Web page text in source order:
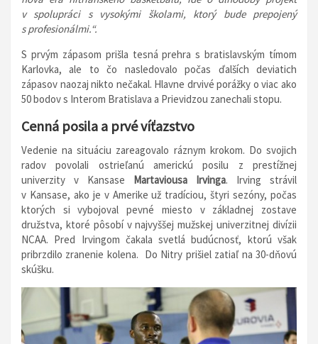
v spolupráci s vysokými školami, ktorý bude prepojený
s profesionálmi.“.
S prvým zápasom prišla tesná prehra s bratislavským tímom
Karlovka, ale to čo nasledovalo počas ďalších deviatich
zápasov naozaj nikto nečakal. Hlavne drvivé porážky o viac ako
50 bodov s Interom Bratislava a Prievidzou zanechali stopu.
Cenná posila a prvé víťazstvo
Vedenie na situáciu zareagovalo ráznym krokom. Do svojich
radov povolali ostrieľanú americkú posilu z prestížnej
univerzity v Kansase Martaviousa Irvinga. Irving strávil
v Kansase, ako je v Amerike už tradíciou, štyri sezóny, počas
ktorých si vybojoval pevné miesto v základnej zostave
družstva, ktoré pôsobí v najvyššej mužskej univerzitnej divízii
NCAA. Pred Irvingom čakala svetlá budúcnosť, ktorú však
pribrzdilo zranenie kolena. Do Nitry prišiel zatiaľ na 30-dňovú
skúšku.